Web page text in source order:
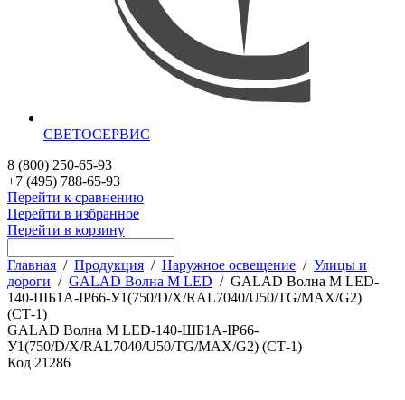
СВЕТОСЕРВИС
8 (800) 250-65-93
+7 (495) 788-65-93
Перейти к сравнению
Перейти в избранное
Перейти в корзину
Главная / Продукция / Наружное освещение / Улицы и
дороги / GALAD Волна M LED / GALAD Волна M LED-
140-ШБ1А-IP66-У1(750/D/X/RAL7040/U50/TG/MAX/G2)
(СТ-1)
GALAD Волна M LED-140-ШБ1А-IP66-
У1(750/D/X/RAL7040/U50/TG/MAX/G2) (СТ-1)
Код 21286